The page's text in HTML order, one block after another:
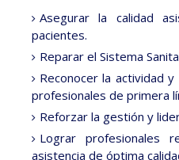
Asegurar la calidad
pacientes.
Reparar el Sistema
Reconocer la actividad
profesionales de primera
Reforzar la gestión y
Lograr profesionales
asistencia de óptima